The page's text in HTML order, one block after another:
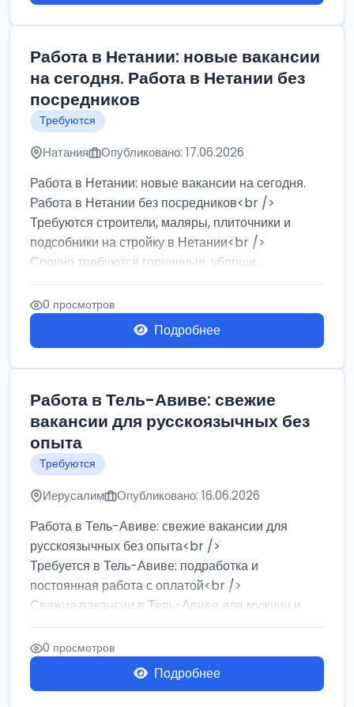
Работа в Нетании: новые вакансии
на сегодня. Работа в Нетании без
посредников
Требуются
Натания Опубликовано: 17.06.2026
Работа в Нетании: новые вакансии на сегодня.
Работа в Нетании без посредников<br />
Требуются строители, маляры, плиточники и
подсобники на стройку в Нетании<br />
Срочно требуются горничные, уборщи...
0 просмотров
Подробнее
Работа в Тель-Авиве: свежие
вакансии для русскоязычных без
опыта
Требуются
Иерусалим Опубликовано: 16.06.2026
Работа в Тель-Авиве: свежие вакансии для
русскоязычных без опыта<br />
Требуется в Тель-Авиве: подработка и
постоянная работа с оплатой<br />
Свежие вакансии в Тель-Авиве для мужчин и
женщин от хозя...
0 просмотров
Подробнее